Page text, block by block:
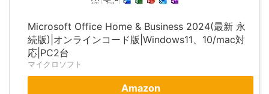
Microsoft Office Home & Business 2024(最新 永
続版)|オンラインコード版|Windows11、10/mac対
応|PC2台
マイクロソフト
Amazon